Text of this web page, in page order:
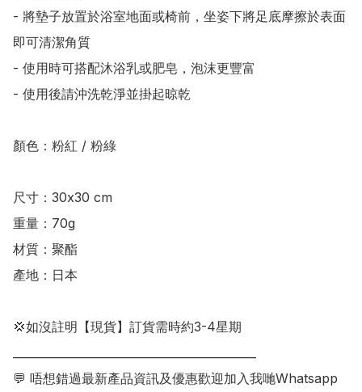
- 將墊子放置於浴室地面或椅前，坐姿下將足底摩擦於表面
即可清潔角質
- 使用時可搭配沐浴乳或肥皂，泡沫更豐富
- 使用後請沖洗乾淨並掛起晾乾
顏色：粉紅 / 粉綠
尺寸：30x30 cm
重量：70g
材質：聚酯
產地：日本
💢如沒註明【現貨】訂貨需時約3-4星期
💬 唔想錯過最新產品資訊及優惠歡迎加入我哋Whatsapp